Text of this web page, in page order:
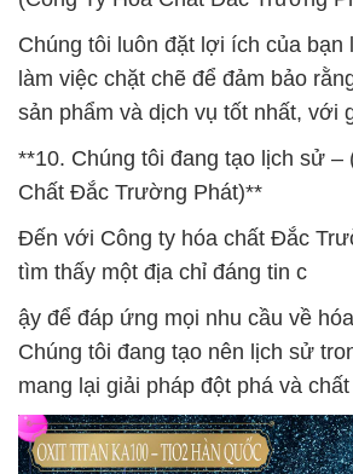
Chúng tôi luôn đặt lợi ích của bạn
làm việc chặt chẽ để đảm bảo
sản phẩm và dịch vụ tốt nhất, với
**10. Chúng tôi đang tạo lịch sử –
Chất Đắc Trường Phát)**
Đến với Công ty hóa chất Đắc
tìm thấy một địa chỉ đáng tin c
ậy để đáp ứng mọi nhu cầu về
Chúng tôi đang tạo nên lịch sử
mang lại giải pháp đột phá và